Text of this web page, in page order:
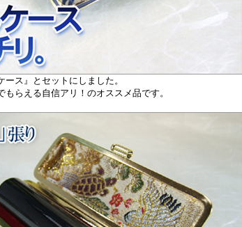
ス』とセットにしました。
らえる自信アリ！のオススメ品です。